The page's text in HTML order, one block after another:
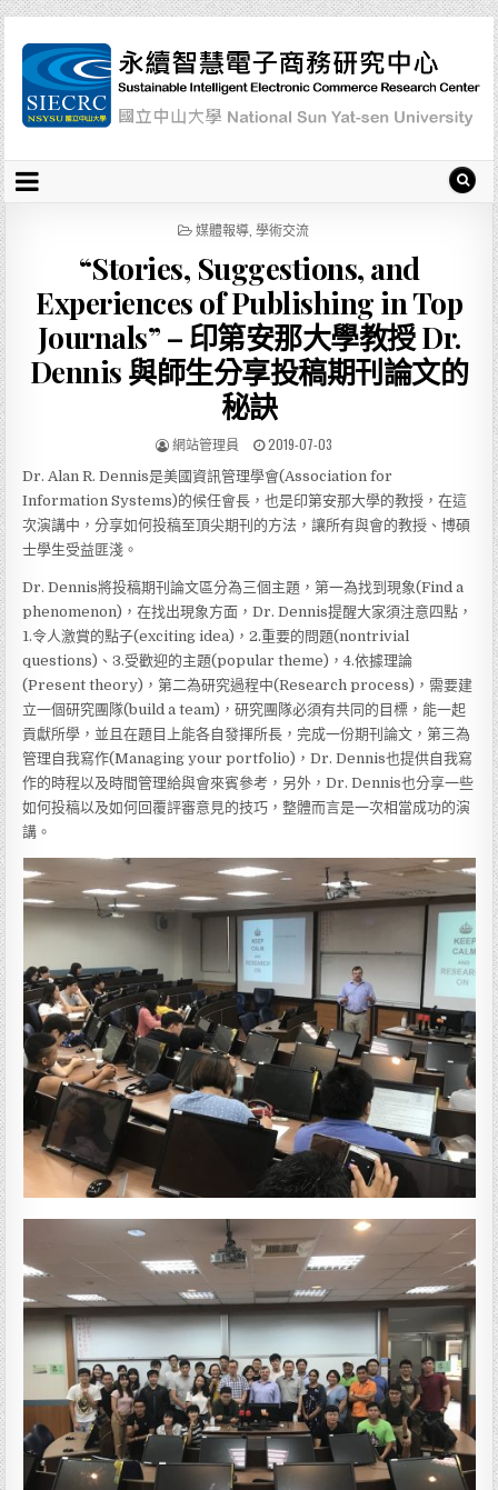
P
S
E
D
I
N
媒體報導, 學術交流
“Stories, Suggestions, and
Experiences of Publishing in Top
Journals” – 印第安那大學教授 Dr.
Dennis 與師生分享投稿期刊論文的
秘訣
網站管理員 2019-07-03
Dr. Alan R. Dennis是美國資訊管理學會(Association for
Information Systems)的候任會長，也是印第安那大學的教授，在這
次演講中，分享如何投稿至頂尖期刊的方法，讓所有與會的教授、博碩
士學生受益匪淺。
Dr. Dennis將投稿期刊論文區分為三個主題，第一為找到現象(Find a
phenomenon)，在找出現象方面，Dr. Dennis提醒大家須注意四點，
1.令人激賞的點子(exciting idea)，2.重要的問題(nontrivial
questions)、3.受歡迎的主題(popular theme)，4.依據理論
(Present theory)，第二為研究過程中(Research process)，需要建
立一個研究團隊(build a team)，研究團隊必須有共同的目標，能一起
貢獻所學，並且在題目上能各自發揮所長，完成一份期刊論文，第三為
管理自我寫作(Managing your portfolio)，Dr. Dennis也提供自我寫
作的時程以及時間管理給與會來賓參考，另外，Dr. Dennis也分享一些
如何投稿以及如何回覆評審意見的技巧，整體而言是一次相當成功的演
講。